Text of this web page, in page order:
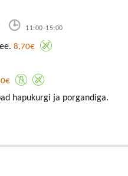
11:00-15:00
8,70€
hapukurgi ja porgandiga.